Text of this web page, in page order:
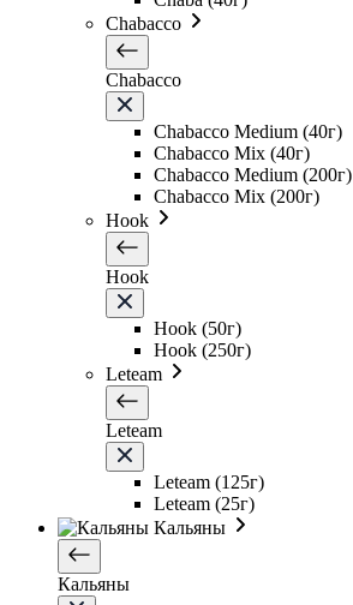
Chabacco
Chabacco
Chabacco Medium (40г)
Chabacco Mix (40г)
Chabacco Medium (200г)
Chabacco Mix (200г)
Hook
Hook
Hook (50г)
Hook (250г)
Leteam
Leteam
Leteam (125г)
Leteam (25г)
Кальяны
Кальяны